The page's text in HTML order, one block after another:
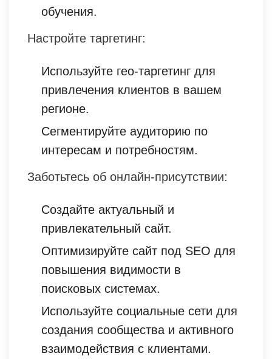
обучения.
Настройте таргетинг:
Используйте гео-таргетинг для
привлечения клиентов в вашем
регионе.
Сегментируйте аудиторию по
интересам и потребностям.
Заботьтесь об онлайн-присутствии:
Создайте актуальный и
привлекательный сайт.
Оптимизируйте сайт под SEO для
повышения видимости в
поисковых системах.
Используйте социальные сети для
создания сообщества и активного
взаимодействия с клиентами.